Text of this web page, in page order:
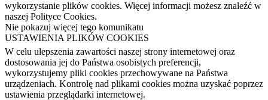
wykorzystanie plików cookies. Więcej informacji możesz znaleźć w
naszej Polityce Cookies.
Nie pokazuj więcej tego komunikatu
USTAWIENIA PLIKÓW COOKIES
W celu ulepszenia zawartości naszej strony internetowej oraz
dostosowania jej do Państwa osobistych preferencji,
wykorzystujemy pliki cookies przechowywane na Państwa
urządzeniach. Kontrolę nad plikami cookies można uzyskać poprzez
ustawienia przeglądarki internetowej.